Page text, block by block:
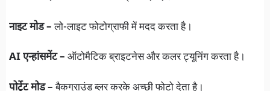
नाइट मोड –लो-लाइट फोटोग्राफी में मदद करता है।
AI एन्हांसमेंट – ऑटोमैटिक ब्राइटनेस और कलर ट्यूनिंग करता है।
पोर्ट्रेट मोड –बैकग्राउंड ब्लर करके अच्छी फोटो देता है।